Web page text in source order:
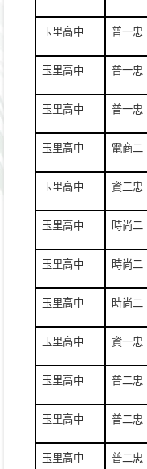
玉里高中 普一忠
玉里高中 普一忠
玉里高中 普一忠
玉里高中 電商二
玉里高中 資二忠
玉里高中 時尚二
玉里高中 時尚二
玉里高中 時尚二
玉里高中 資一忠
玉里高中 普二忠
玉里高中 普二忠
玉里高中 普二忠